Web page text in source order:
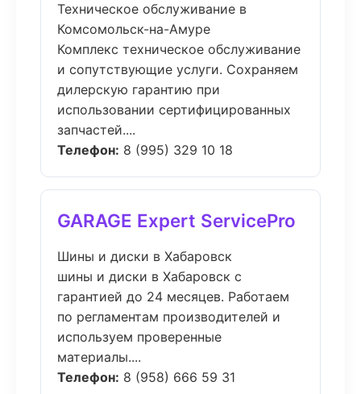
Техническое обслуживание в
Комсомольск-на-Амуре
Комплекс техническое обслуживание
и сопутствующие услуги. Сохраняем
дилерскую гарантию при
использовании сертифицированных
запчастей....
Телефон: 8 (995) 329 10 18
GARAGE Expert ServicePro
Шины и диски в Хабаровск
шины и диски в Хабаровск с
гарантией до 24 месяцев. Работаем
по регламентам производителей и
используем проверенные
материалы....
Телефон: 8 (958) 666 59 31